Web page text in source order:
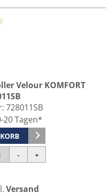
Velour KOMFORT
728011SB
20 Tagen*
Versand